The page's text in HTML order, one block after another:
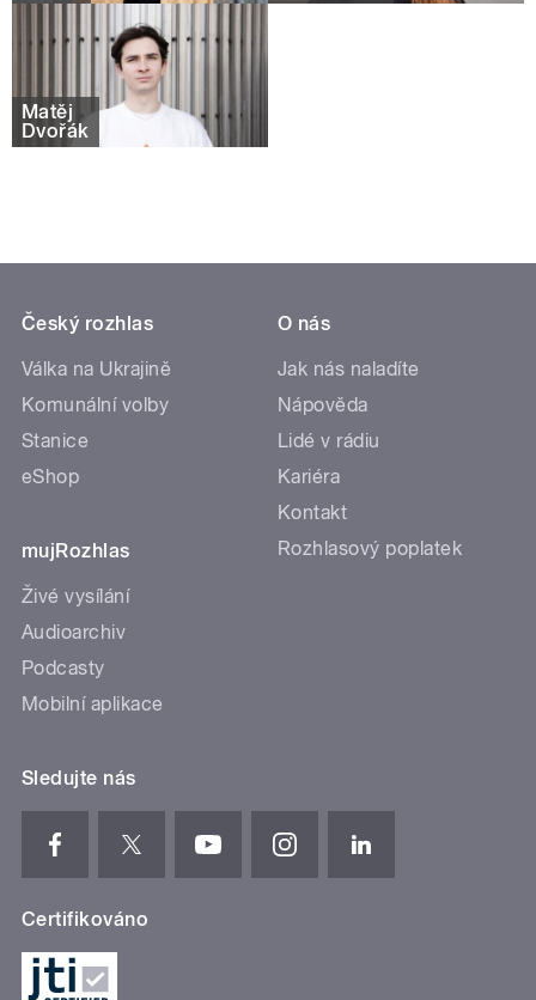
Matěj
Dvořák
Český rozhlas
Válka na Ukrajině
Komunální volby
Stanice
eShop
mujRozhlas
Živé vysílání
Audioarchiv
Podcasty
Mobilní aplikace
O nás
Jak nás naladíte
Nápověda
Lidé v rádiu
Kariéra
Kontakt
Rozhlasový poplatek
Sledujte nás
Certifikováno